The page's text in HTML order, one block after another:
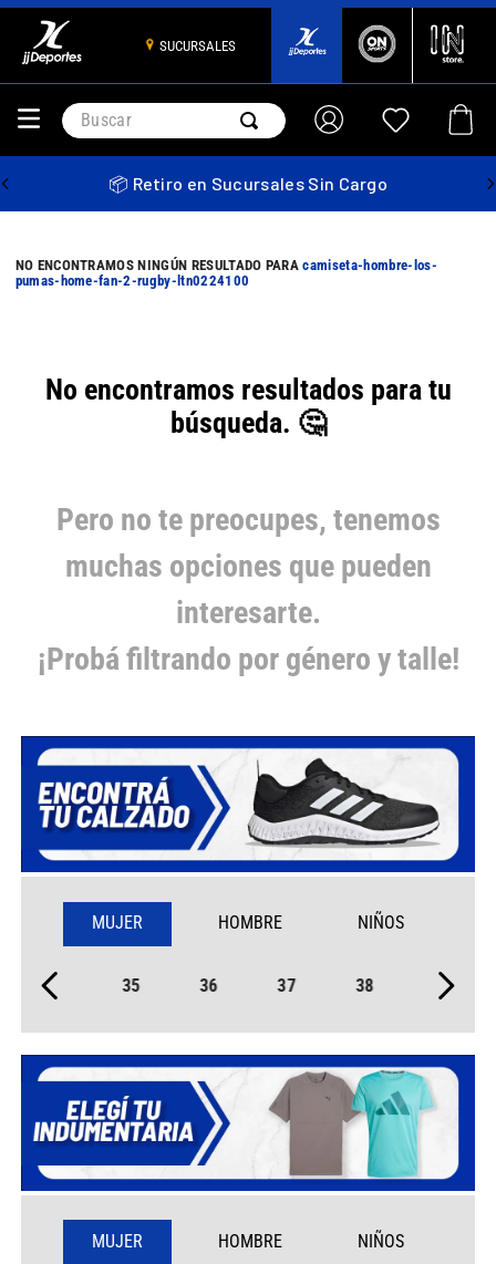
SUCURSALES
Buscar
📦 Retiro en Sucursales Sin Cargo
camiseta-hombre-los-
pumas-home-fan-2-rugby-ltn0224100
No encontramos resultados para tu
búsqueda. 🤔
Pero no te preocupes, tenemos
muchas opciones que pueden
interesarte.
¡Probá filtrando por género y talle!
MUJER HOMBRE NIÑOS
35 36 37 38
MUJER HOMBRE NIÑOS